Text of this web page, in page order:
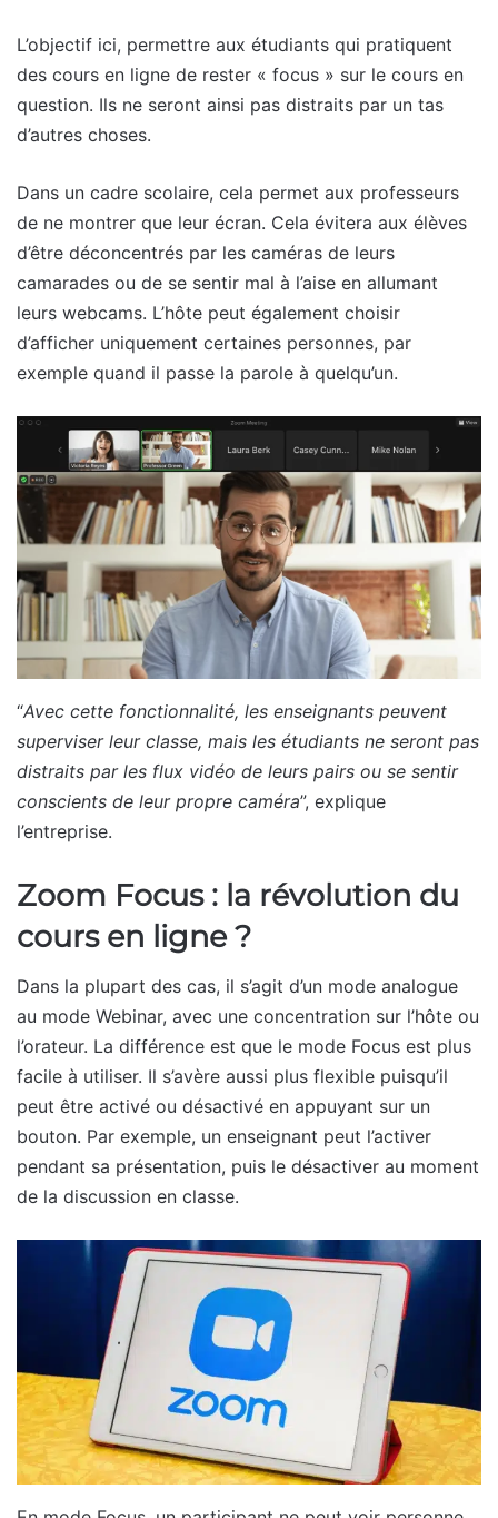
L’objectif ici, permettre aux étudiants qui pratiquent
des cours en ligne de rester « focus » sur le cours en
question. Ils ne seront ainsi pas distraits par un tas
d’autres choses.
Dans un cadre scolaire, cela permet aux professeurs
de ne montrer que leur écran. Cela évitera aux élèves
d’être déconcentrés par les caméras de leurs
camarades ou de se sentir mal à l’aise en allumant
leurs webcams. L’hôte peut également choisir
d’afficher uniquement certaines personnes, par
exemple quand il passe la parole à quelqu’un.
“Avec cette fonctionnalité, les enseignants peuvent
superviser leur classe, mais les étudiants ne seront pas
distraits par les flux vidéo de leurs pairs ou se sentir
conscients de leur propre caméra”, explique
l’entreprise.
Zoom Focus : la révolution du
cours en ligne ?
Dans la plupart des cas, il s’agit d’un mode analogue
au mode Webinar, avec une concentration sur l’hôte ou
l’orateur. La différence est que le mode Focus est plus
facile à utiliser. Il s’avère aussi plus flexible puisqu’il
peut être activé ou désactivé en appuyant sur un
bouton. Par exemple, un enseignant peut l’activer
pendant sa présentation, puis le désactiver au moment
de la discussion en classe.